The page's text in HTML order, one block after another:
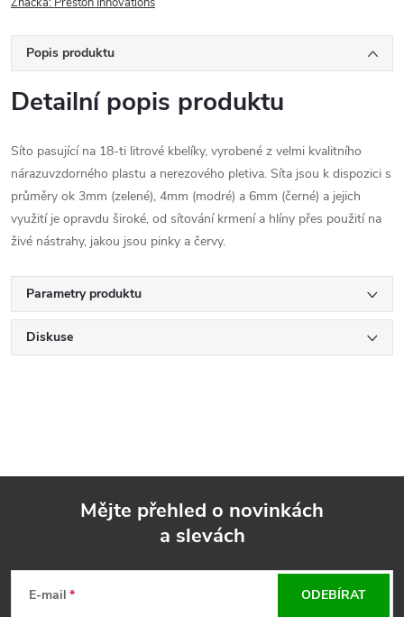
Popis produktu
Detailní popis produktu
Síto pasující na 18-ti litrové kbelíky, vyrobené z velmi kvalitního
nárazuvzdorného plastu a nerezového pletiva. Síta jsou k dispozici s
průměry ok 3mm (zelené), 4mm (modré) a 6mm (černé) a jejich
využití je opravdu široké, od sítování krmení a hlíny přes použití na
živé nástrahy, jakou jsou pinky a červy.
Parametry produktu
Diskuse
Mějte přehled o novinkách
a slevách
E-mail ODEBÍRAT